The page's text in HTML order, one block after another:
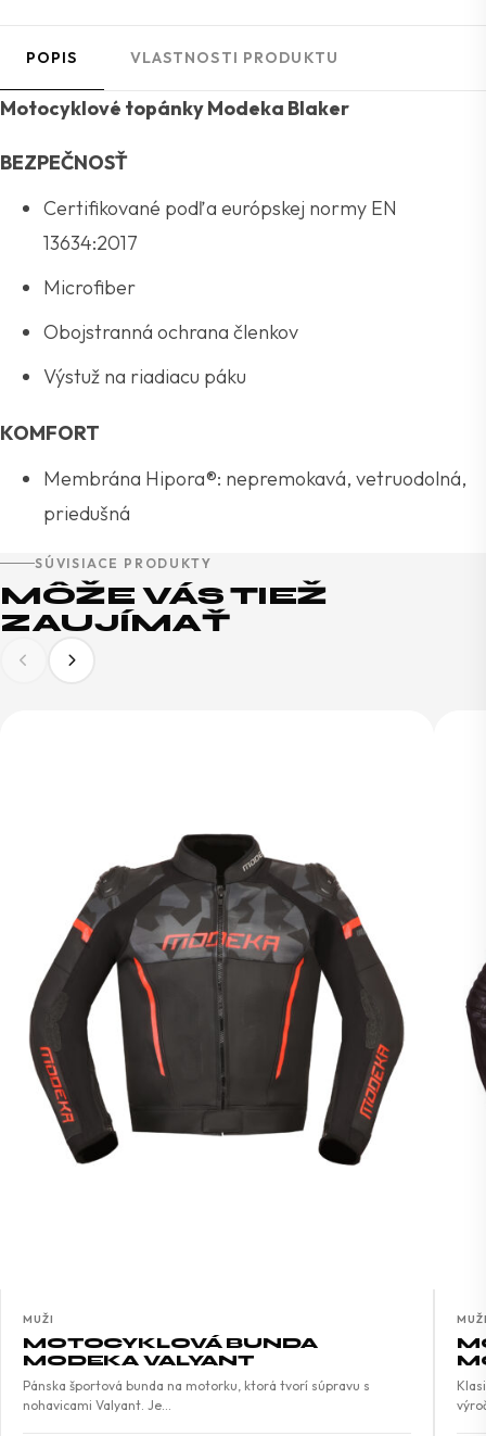
POPIS VLASTNOSTI PRODUKTU
Motocyklové topánky Modeka Blaker
BEZPEČNOSŤ
Certifikované podľa európskej normy EN
13634:2017
Microfiber
Obojstranná ochrana členkov
Výstuž na riadiacu páku
KOMFORT
Membrána Hipora®: nepremokavá, vetruodolná,
priedušná
SÚVISIACE PRODUKTY
MÔŽE VÁS TIEŽ
ZAUJÍMAŤ
MUŽI
MOTOCYKLOVÁ BUNDA
MODEKA VALYANT
Pánska športová bunda na motorku, ktorá tvorí súpravu s
nohavicami Valyant. Je…